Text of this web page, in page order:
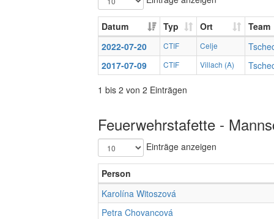
Datum Typ Ort
Team
2022-07-20
CTIF Celje
2017-07-09
CTIF Villach (A)
1 bis 2 von 2 Einträgen
Feuerwehrstafette -
Einträge anzeigen
Person
Karolína Witoszová
Petra Chovancová